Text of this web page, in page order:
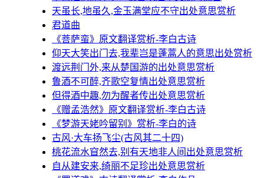
天虽长,地虽久,金玉满堂应不守出处意思赏析
君道曲
《菩萨蛮》原文翻译赏析-李白古诗
仰天大笑出门去,我辈岂是蓬蒿人的意思出处赏析
渡远荆门外,来从楚国游的出处意思赏析
鲁酒不可醉,齐歌空复情出处意思赏析
但得酒中趣,勿为醒者传出处意思赏析
《赠孟浩然》原文翻译赏析-李白古诗
《梦游天姥吟留别》赏析-李白的诗
古风·大车扬飞尘(古风其二十四)
桃花流水窅然去,别有天地非人间出处意思赏析
自从建安来,绮丽不足珍出处意思赏析